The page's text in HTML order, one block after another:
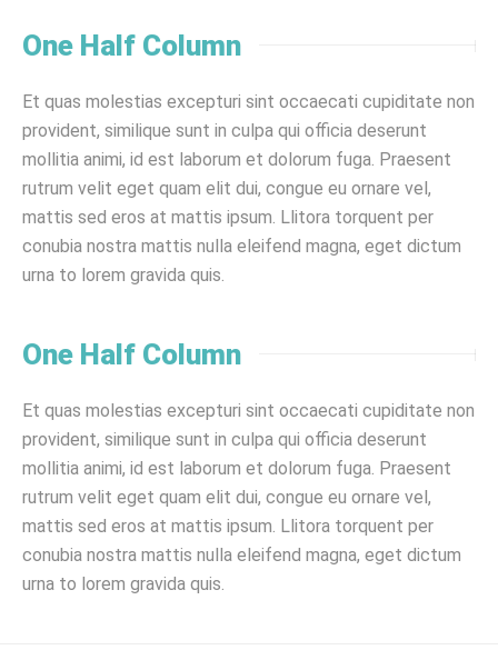
One Half Column
Et quas molestias excepturi sint occaecati cupiditate non
provident, similique sunt in culpa qui officia deserunt
mollitia animi, id est laborum et dolorum fuga. Praesent
rutrum velit eget quam elit dui, congue eu ornare vel,
mattis sed eros at mattis ipsum. Llitora torquent per
conubia nostra mattis nulla eleifend magna, eget dictum
urna to lorem gravida quis.
One Half Column
Et quas molestias excepturi sint occaecati cupiditate non
provident, similique sunt in culpa qui officia deserunt
mollitia animi, id est laborum et dolorum fuga. Praesent
rutrum velit eget quam elit dui, congue eu ornare vel,
mattis sed eros at mattis ipsum. Llitora torquent per
conubia nostra mattis nulla eleifend magna, eget dictum
urna to lorem gravida quis.